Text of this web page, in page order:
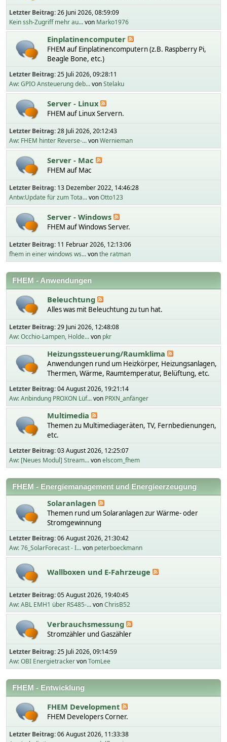
Letzter Beitrag:26 Juni 2026, 08:59:09
Kein ssh-Zugriff mehr au...von Marko1976
Einplatinencomputer
FHEM auf Einplatinencomputern (z.B. Raspberry Pi,
Beagle Bone, etc.)
Letzter Beitrag:25 Juli 2026, 09:28:11
Aw: GPIO Ansteuerung deb...vonStelaku
Server - Linux
FHEM auf Linux Servern.
Letzter Beitrag:28 Juli 2026, 20:12:43
Aw: FHEM hinter Reverse-...vonWernieman
Server - Mac
FHEM auf Mac
Letzter Beitrag: 13 Dezember 2022, 14:46:28
Antw:Update für zum Tota...vonOtto123
Server - Windows
FHEM auf Windows Server.
Letzter Beitrag: 11 Februar 2026, 12:13:06
fhem in einer windows ws...vonthe ratman
FHEM - Anwendungen
Beleuchtung
Alles was mit Beleuchtung zu tun hat.
Letzter Beitrag:29 Juni 2026, 12:48:08
Aw: Occhio-Lampen, Holde...von pkr
Heizungssteuerung/Raumklima
Anwendungen rund um Heizkörper, Heizungsanlagen,
Thermen, Wärme, Raumtemperatur, Belüftung, etc.
Letzter Beitrag:04 August 2026, 19:21:14
Aw: Anbindung PROXON Lüf...von PRXN_anfänger
Multimedia
Themen zu Multimediageräten, TV, Fernbedienungen,
etc.
Letzter Beitrag:03 August 2026, 12:25:07
Aw: [Neues Modul] Stream...vonelscom_fhem
FHEM - Energiemanagement und Energieerzeugung
Solaranlagen
Themen rund um Solaranlagen zur Wärme- oder
Stromgewinnung
Letzter Beitrag:06 August 2026, 21:30:42
Aw: 76_SolarForecast - I...von peterboeckmann
Wallboxen und E-Fahrzeuge
Letzter Beitrag:05 August 2026, 19:40:45
Aw: ABL EMH1 über RS485-...vonChrisB52
Verbrauchsmessung
Stromzähler und Gaszähler
Letzter Beitrag:25 Juli 2026, 09:14:59
Aw: OBI EnergietrackervonTomLee
FHEM - Entwicklung
FHEM Development
FHEM Developers Corner.
Letzter Beitrag:06 August 2026, 11:33:38